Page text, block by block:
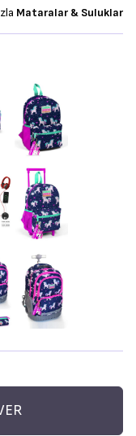
Mataralar & Suluklar